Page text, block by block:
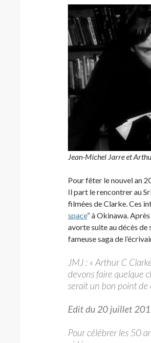
Jean-Michel Jarre et
Pour fêter le nouvel an
Il part le rencontrer au
filmées de Clarke. Ces
space” à Okinawa.
avorte suite au décès de
fameuse saga de
JMJ : « Arthur C
devons faire quelque
serait un bon point
Edit du 20 juillet
Pour célébrer les 50